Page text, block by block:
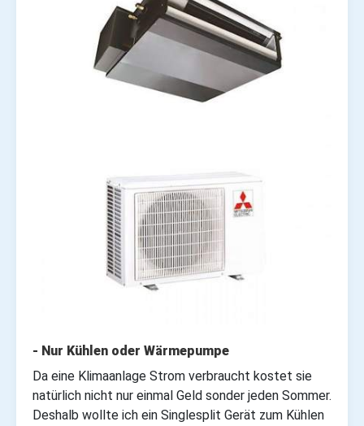
- Nur Kühlen oder Wärmepumpe
Da eine Klimaanlage Strom verbraucht kostet sie
natürlich nicht nur einmal Geld sonder jeden Sommer.
Deshalb wollte ich ein Singlesplit Gerät zum Kühlen